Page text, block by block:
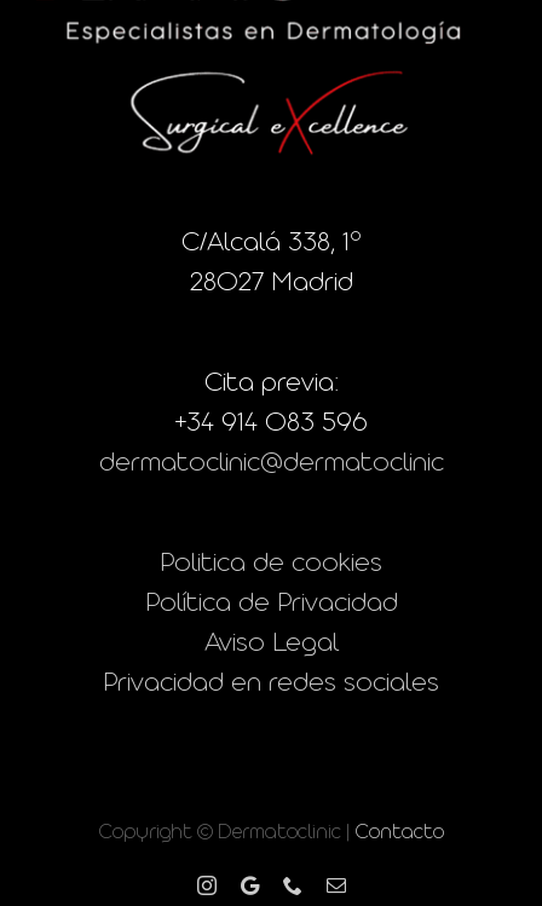
C/Alcalá 338, 1º
28027 Madrid
Cita previa:
+34 914 083 596
dermatoclinic@dermatoclinic
Politica de cookies
Política de Privacidad
Aviso Legal
Privacidad en redes sociales
Copyright © Dermatoclinic | Contacto
Instagram
Google PhoneCorreo